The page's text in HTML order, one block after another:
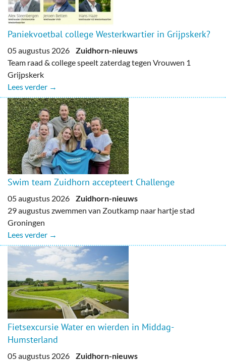
Paniekvoetbal college Westerkwartier in Grijpskerk?
05 augustus 2026 Zuidhorn-nieuws
Team raad & college speelt zaterdag tegen Vrouwen 1
Grijpskerk
Lees verder →
Swim team Zuidhorn accepteert Challenge
05 augustus 2026 Zuidhorn-nieuws
29 augustus zwemmen van Zoutkamp naar hartje stad
Groningen
Lees verder →
Fietsexcursie Water en wierden in Middag-
Humsterland
05 augustus 2026 Zuidhorn-nieuws